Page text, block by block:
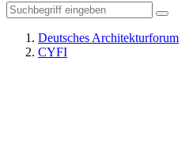
Deutsches Architekturforum
CYFI